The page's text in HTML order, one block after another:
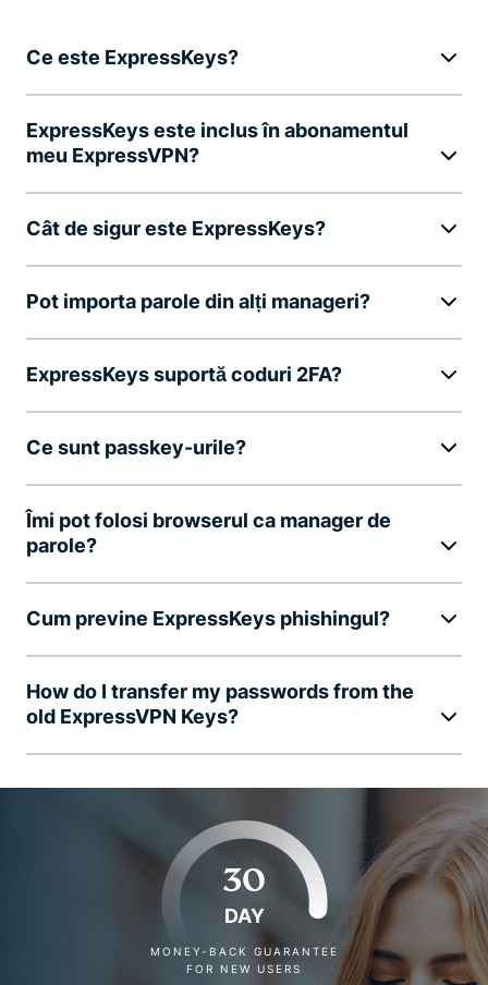
Ce este ExpressKeys?
ExpressKeys este inclus în abonamentul
meu ExpressVPN?
Cât de sigur este ExpressKeys?
Pot importa parole din alți manageri?
ExpressKeys suportă coduri 2FA?
Ce sunt passkey-urile?
Îmi pot folosi browserul ca manager de
parole?
Cum previne ExpressKeys phishingul?
How do I transfer my passwords from the
old ExpressVPN Keys?
30
DAY
MONEY-BACK GUARANTEE
FOR NEW USERS